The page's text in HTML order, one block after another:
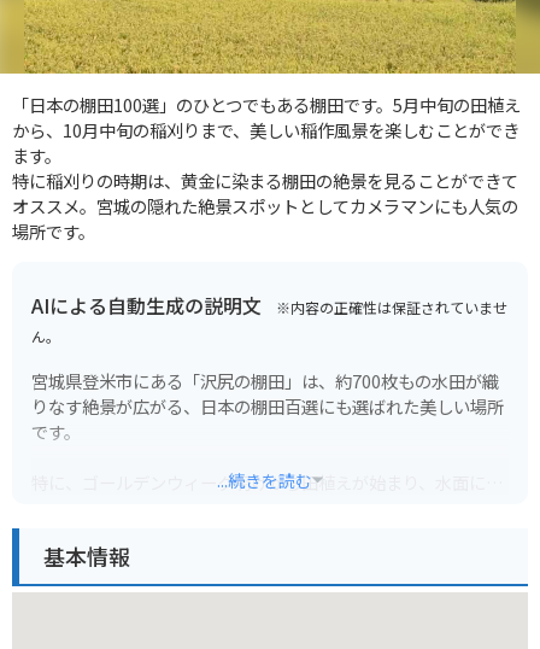
「日本の棚田100選」のひとつでもある棚田です。5月中旬の田植え
から、10月中旬の稲刈りまで、美しい稲作風景を楽しむことができ
ます。
特に稲刈りの時期は、黄金に染まる棚田の絶景を見ることができて
オススメ。宮城の隠れた絶景スポットとしてカメラマンにも人気の
場所です。
AIによる自動生成の説明文 ※内容の正確性は保証されていませ
ん。
宮城県登米市にある「沢尻の棚田」は、約700枚もの水田が織
りなす絶景が広がる、日本の棚田百選にも選ばれた美しい場所
です。
特に、ゴールデンウィーク明けから田植えが始まり、水面に青
た違った顔を見せてくれます。周辺には、食事処やカフェもあ
るので、ゆっくりと景色を堪能できます。
...続きを読む
基本情報